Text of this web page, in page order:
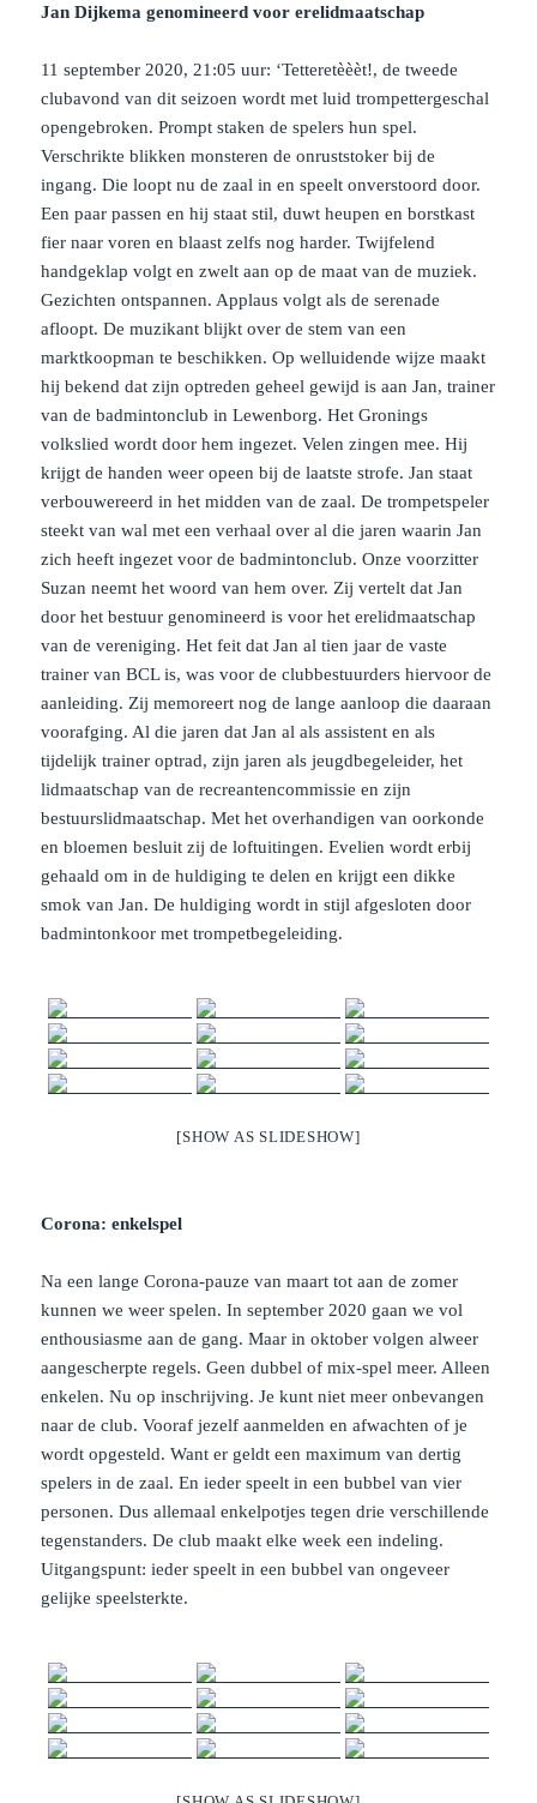
Jan Dijkema genomineerd voor erelidmaatschap
11 september 2020, 21:05 uur: ‘Tetteretèèèt!, de tweede
clubavond van dit seizoen wordt met luid trompettergeschal
opengebroken. Prompt staken de spelers hun spel.
Verschrikte blikken monsteren de onruststoker bij de
ingang. Die loopt nu de zaal in en speelt onverstoord door.
Een paar passen en hij staat stil, duwt heupen en borstkast
fier naar voren en blaast zelfs nog harder. Twijfelend
handgeklap volgt en zwelt aan op de maat van de muziek.
Gezichten ontspannen. Applaus volgt als de serenade
afloopt. De muzikant blijkt over de stem van een
marktkoopman te beschikken. Op welluidende wijze maakt
hij bekend dat zijn optreden geheel gewijd is aan Jan, trainer
van de badmintonclub in Lewenborg. Het Gronings
volkslied wordt door hem ingezet. Velen zingen mee. Hij
krijgt de handen weer opeen bij de laatste strofe. Jan staat
verbouwereerd in het midden van de zaal. De trompetspeler
steekt van wal met een verhaal over al die jaren waarin Jan
zich heeft ingezet voor de badmintonclub. Onze voorzitter
Suzan neemt het woord van hem over. Zij vertelt dat Jan
door het bestuur genomineerd is voor het erelidmaatschap
van de vereniging. Het feit dat Jan al tien jaar de vaste
trainer van BCL is, was voor de clubbestuurders hiervoor de
aanleiding. Zij memoreert nog de lange aanloop die daaraan
voorafging. Al die jaren dat Jan al als assistent en als
tijdelijk trainer optrad, zijn jaren als jeugdbegeleider, het
lidmaatschap van de recreantencommissie en zijn
bestuurslidmaatschap. Met het overhandigen van oorkonde
en bloemen besluit zij de loftuitingen. Evelien wordt erbij
gehaald om in de huldiging te delen en krijgt een dikke
smok van Jan. De huldiging wordt in stijl afgesloten door
badmintonkoor met trompetbegeleiding.
[SHOW AS SLIDESHOW]
Corona: enkelspel
Na een lange Corona-pauze van maart tot aan de zomer
kunnen we weer spelen. In september 2020 gaan we vol
enthousiasme aan de gang. Maar in oktober volgen alweer
aangescherpte regels. Geen dubbel of mix-spel meer. Alleen
enkelen. Nu op inschrijving. Je kunt niet meer onbevangen
naar de club. Vooraf jezelf aanmelden en afwachten of je
wordt opgesteld. Want er geldt een maximum van dertig
spelers in de zaal. En ieder speelt in een bubbel van vier
personen. Dus allemaal enkelpotjes tegen drie verschillende
tegenstanders. De club maakt elke week een indeling.
Uitgangspunt: ieder speelt in een bubbel van ongeveer
gelijke speelsterkte.